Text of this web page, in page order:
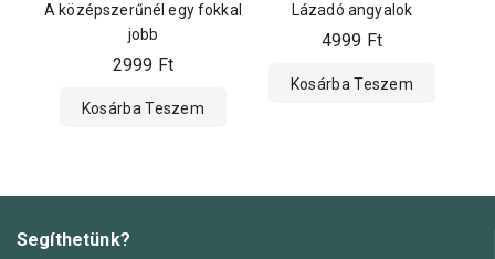
A középszerűnél egy fokkal
jobb
2999 Ft
Kosárba Teszem
Lázadó angyalok
4999 Ft
Kosárba Teszem
Segíthetünk?